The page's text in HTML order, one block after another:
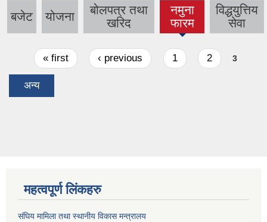
बजेट योजना
बोलपत्र तथा
खरिद
नमुना
फारम
(active
tab)
विद्धयुत्तिय
सेवा
Pages
« first ‹ previous 1 2 3
अन्य
महत्वपूर्ण लिंकहरु
संघिय मामिला तथा स्थानीय विकास मन्त्रालय